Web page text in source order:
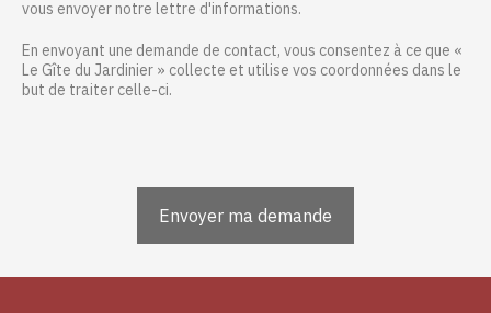
vous envoyer notre lettre d'informations.
En envoyant une demande de contact, vous consentez à ce que «
Le Gîte du Jardinier » collecte et utilise vos coordonnées dans le
but de traiter celle-ci.